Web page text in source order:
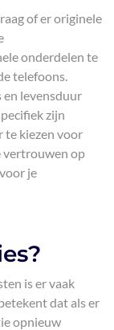
of er originele
onderdelen te
telefoons.
levensduur
zijn
te kiezen voor
vertrouwen op
je
is er vaak
dat als er
opnieuw